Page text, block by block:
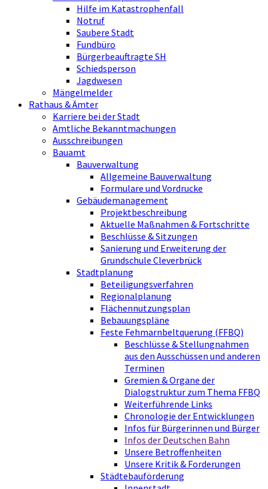
Hilfe im Katastrophenfall
Notruf
Saubere Stadt
Fundbüro
Bürgerbeauftragte SH
Schiedsperson
Jagdwesen
Mängelmelder
Rathaus & Ämter
Karriere bei der Stadt
Amtliche Bekanntmachungen
Ausschreibungen
Bauamt
Bauverwaltung
Allgemeine Bauverwaltung
Formulare und Vordrucke
Gebäudemanagement
Projektbeschreibung
Aktuelle Maßnahmen & Fortschritte
Beschlüsse & Sitzungen
Sanierung und Erweiterung der
Grundschule Cleverbrück
Stadtplanung
Beteiligungsverfahren
Regionalplanung
Flächennutzungsplan
Bebauungspläne
Feste Fehmarnbeltquerung (FFBQ)
Beschlüsse & Stellungnahmen
aus den Ausschüssen und anderen
Terminen
Gremien & Organe der
Dialogstruktur zum Thema FFBQ
Weiterführende Links
Chronologie der Entwicklungen
Infos für Bürgerinnen und Bürger
Infos der Deutschen Bahn
Unsere Betroffenheiten
Unsere Kritik & Forderungen
Städtebauförderung